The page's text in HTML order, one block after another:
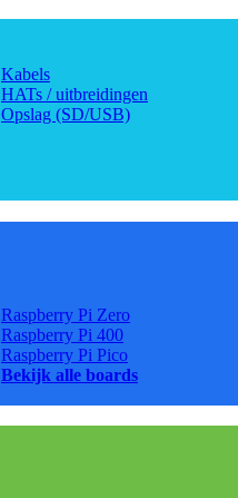
Kabels
HATs / uitbreidingen
Opslag (SD/USB)
Raspberry Pi Zero
Raspberry Pi 400
Raspberry Pi Pico
Bekijk alle boards